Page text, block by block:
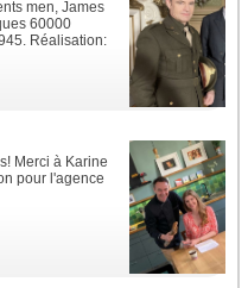
men, James
60000
Réalisation:
Merci à Karine
pour l'agence